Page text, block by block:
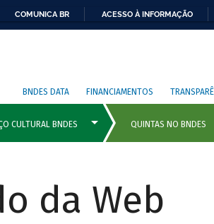
COMUNICA BR ACESSO À INFORMAÇÃO
BNDES DATA FINANCIAMENTOS
da Web